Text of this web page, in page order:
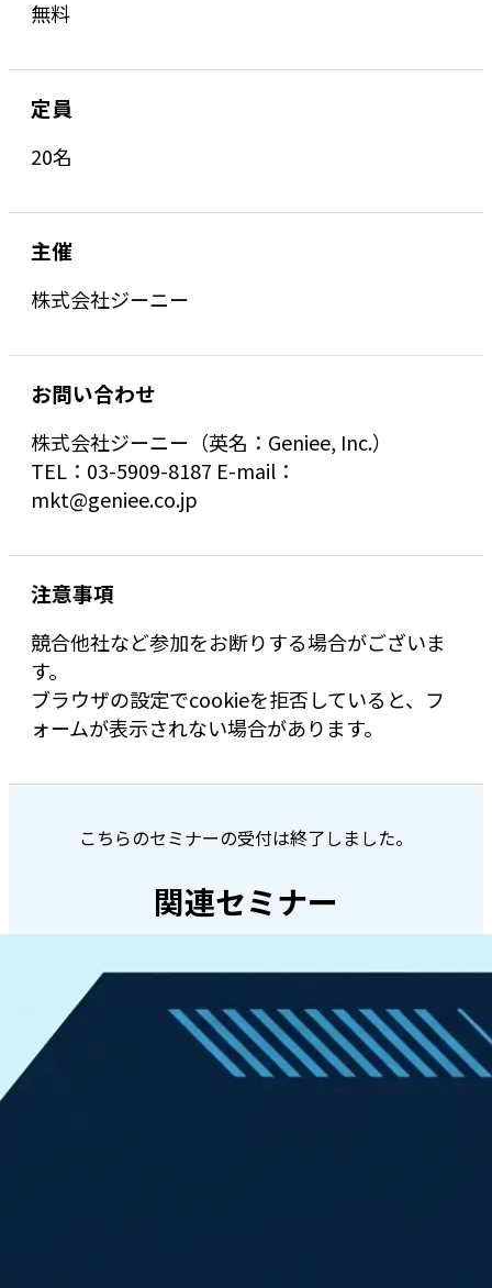
無料
定員
20名
主催
株式会社ジーニー
お問い合わせ
株式会社ジーニー（英名：Geniee, Inc.）
TEL：03-5909-8187 E-mail：
mkt@geniee.co.jp
注意事項
競合他社など参加をお断りする場合がございま
す。
ブラウザの設定でcookieを拒否していると、フ
ォームが表示されない場合があります。
こちらのセミナーの受付は終了しました。
関連セミナー